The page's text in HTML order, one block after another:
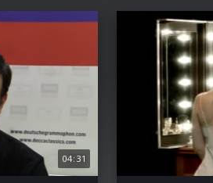
04:31